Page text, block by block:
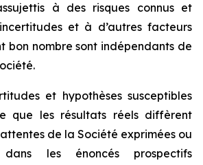
à des risques connus et
et à d’autres facteurs
bon nombre sont indépendants de
et hypothèses susceptibles
que les résultats réels diffèrent
de la Société exprimées ou
dans les énoncés prospectifs